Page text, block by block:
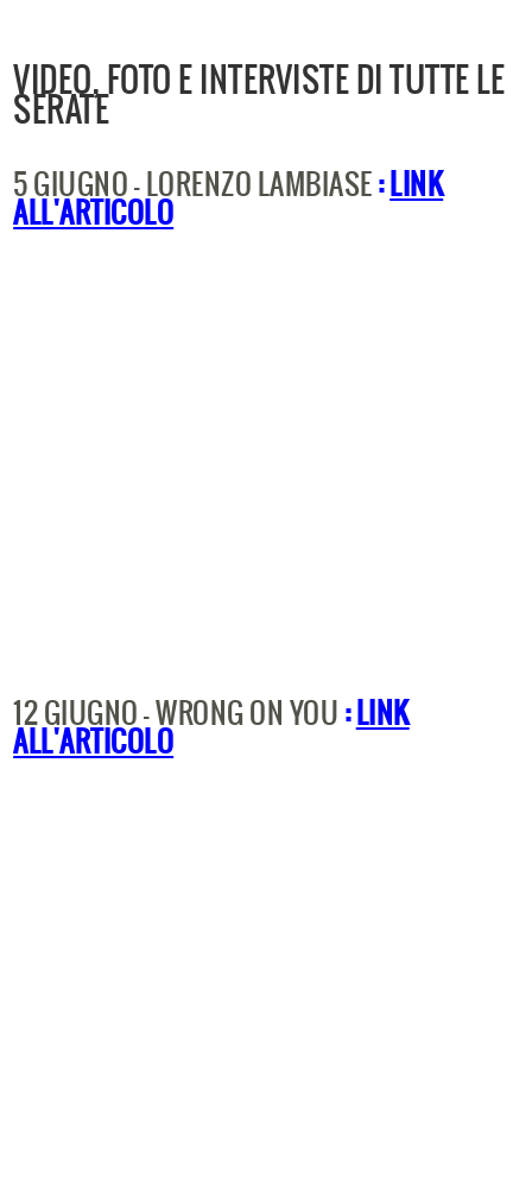
VIDEO, FOTO E INTERVISTE DI TUTTE LE
SERATE
5 GIUGNO - LORENZO LAMBIASE:LINK
ALL'ARTICOLO
12 GIUGNO - WRONG ON YOU :LINK
ALL'ARTICOLO